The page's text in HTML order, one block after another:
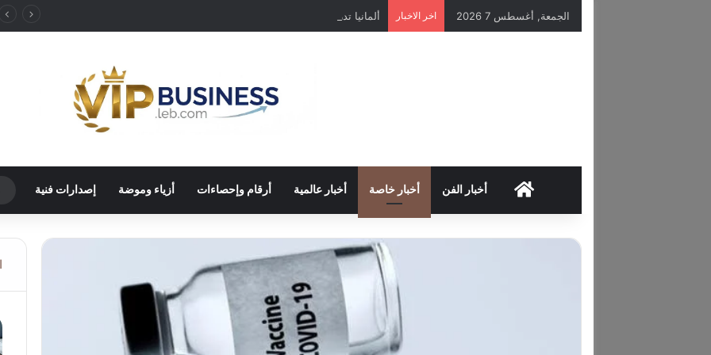
الجمعة, أغسطس 7 2026 اخر الاخبار
أخبار الفن أخبار خاصة أخبار عالمية أرقام وإحصاءات أزياء وموضة إصدارات فنية